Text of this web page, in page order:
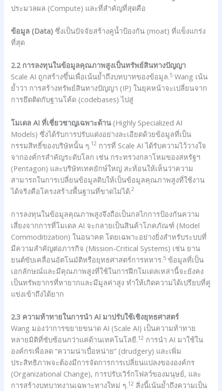
ประมวลผล (Compute) และที่สำคัญที่สุดคือ
ข้อมูล (Data) ซึ่งเป็นปัจจัยสร้างคูน้ำป้องกัน (moat) ที่แข็งแกร่ง
ที่สุด
2.2 การลงทุนในข้อมูลคุณภาพสูงเป็นทรัพย์สินทางปัญญา
Scale AI ถูกสร้างขึ้นเพื่อเน้นย้ำถึงบทบาทของข้อมูล.5 Wang เน้น
ย้ำว่า การสร้างทรัพย์สินทางปัญญา (IP) ในยุคหน้าจะเปลี่ยนจาก
การยึดติดกับฐานโค้ด (codebases) ไปสู่
โมเดล AI ที่เชี่ยวชาญเฉพาะด้าน (Highly Specialized AI
Models) ซึ่งได้รับการปรับแต่งอย่างละเอียดด้วยข้อมูลที่เป็น
กรรมสิทธิ์ของบริษัทนั้น ๆ.12 การที่ Scale AI ได้รับความไว้วางใจ
จากองค์กรสำคัญระดับโลก เช่น กระทรวงกลาโหมของสหรัฐฯ
(Pentagon) และบริษัทเทคยักษ์ใหญ่ สะท้อนให้เห็นว่าความ
สามารถในการเปลี่ยนข้อมูลดิบให้เป็นข้อมูลคุณภาพสูงที่ใช้งาน
ได้จริงคือโครงสร้างพื้นฐานที่ขาดไม่ได้.2
การลงทุนในข้อมูลคุณภาพสูงจึงถือเป็นกลไกการป้องกันความ
เสี่ยงจากการที่โมเดล AI จะกลายเป็นสินค้าโภคภัณฑ์ (Model
Commoditization) ในอนาคต โดยเฉพาะอย่างยิ่งสำหรับระบบที่
มีความสำคัญต่อภารกิจ (Mission-Critical Systems) เช่น ยาน
ยนต์ขับเคลื่อนอัตโนมัติหรือยุทธศาสตร์การทหาร.5 ข้อมูลที่เป็น
เอกลักษณ์และมีคุณภาพสูงที่ใช้ในการฝึกโมเดลเหล่านี้จะยังคง
เป็นทรัพยากรที่หายากและมีมูลค่าสูง ทำให้เกิดความได้เปรียบที่คู่
แข่งเข้าถึงได้ยาก
2.3 ความท้าทายในการนำ AI มาปรับใช้เชิงยุทธศาสตร์
Wang มองว่าการขยายขนาด AI (Scale AI) เป็นความท้าทาย
หลายมิติที่ซับซ้อนกว่าแค่ด้านเทคโนโลยี.12 การนำ AI มาใช้ใน
องค์กรเพื่อลด “ความน่าเบื่อหน่าย” (drudgery) และเพิ่ม
ประสิทธิภาพจะต้องมีการจัดการการเปลี่ยนแปลงขององค์กร
(Organizational Change), การปรับเวิร์กโฟลว์ของมนุษย์, และ
การสร้างบทบาทงานเฉพาะทางใหม่ ๆ.12 สิ่งนี้เน้นย้ำถึงความเป็น